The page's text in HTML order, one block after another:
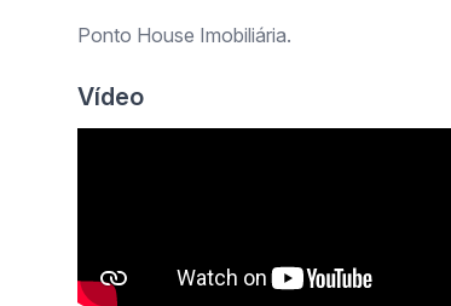
Ponto House Imobiliária.
Vídeo